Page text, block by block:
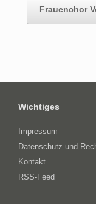
Frauenchor
Wichtiges
Impressum
Datenschutz und
Kontakt
RSS-Feed